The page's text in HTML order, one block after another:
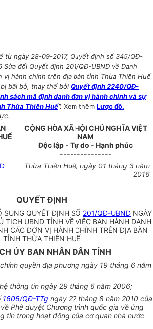
từ ngày 28-09-2017, Quyết định số 345/QĐ-
Sửa đổi Quyết định 201/QĐ-UBND về Danh
vị hành chính trên địa bàn tỉnh Thừa Thiên Huế
bãi bỏ, thay thế bởi Quyết định 2240/QĐ-
sách mã định danh đơn vị hành chính và sự
Thừa Thiên Huế”. Xem thêm Lược đồ.
CỘNG HÒA XÃ HỘI CHỦ NGHĨA VIỆT
NAM
Độc lập - Tự do - Hạnh phúc
---------------
Thừa Thiên Huế, ngày 01 tháng 3 năm
2016
QUYẾT ĐỊNH
SUNG QUYẾT ĐỊNH SỐ 201/QĐ-UBND NGÀY
TỊCH UBND TỈNH VỀ VIỆC BAN HÀNH DANH
CÁC ĐƠN VỊ HÀNH CHÍNH TRÊN ĐỊA BÀN
TỈNH THỪA THIÊN HUẾ
ỦY BAN NHÂN DÂN TỈNH
quyền địa phương ngày 19 tháng 6 năm
thông tin ngày 29 tháng 6 năm 2006;
1605/QĐ-TTg ngày 27 tháng 8 năm 2010 của
Phê duyệt Chương trình quốc gia về ứng
tin trong hoạt động của cơ quan nhà nước